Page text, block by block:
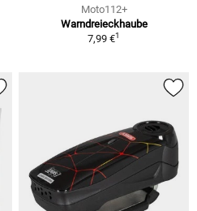
Moto112+
Warndreieckhaube
7,99 €1